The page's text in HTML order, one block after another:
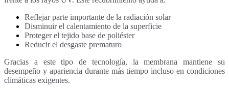
Reflejar parte importante de la radiación solar
Disminuir el calentamiento de la superficie
Proteger el tejido base de poliéster
Reducir el desgaste prematuro
Gracias a este tipo de tecnología, la membrana mantiene su
desempeño y apariencia durante más tiempo incluso en condiciones
climáticas exigentes.